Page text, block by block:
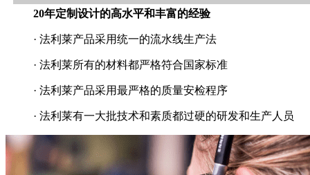
20年定制设计的高水平和丰富的经验
· 法利莱产品采用统一的流水线生产法
· 法利莱所有的材料都严格符合国家标准
· 法利莱产品采用最严格的质量安检程序
· 法利莱有一大批技术和素质都过硬的研发和生产人员